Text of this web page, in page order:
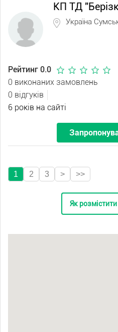
КП ТД
Україна
Рейтинг 0.0
0 виконаних замовлень
0 відгуків
6 років на сайті
1 2 3 > >>
Як